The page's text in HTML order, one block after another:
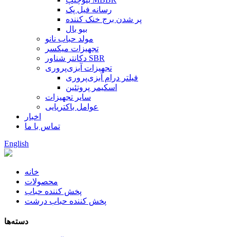
رسانه فیل پک
پر شدن برج خنک کننده
بیو بال
مولد حباب نانو
تجهیزات میکسر
دکانتر شناور SBR
تجهیزات آبزی‌پروری
فیلتر درام آبزی‌پروری
اسکیمر پروتئین
سایر تجهیزات
عوامل باکتریایی
اخبار
تماس با ما
English
خانه
محصولات
پخش کننده حباب
پخش کننده حباب درشت
دسته‌ها